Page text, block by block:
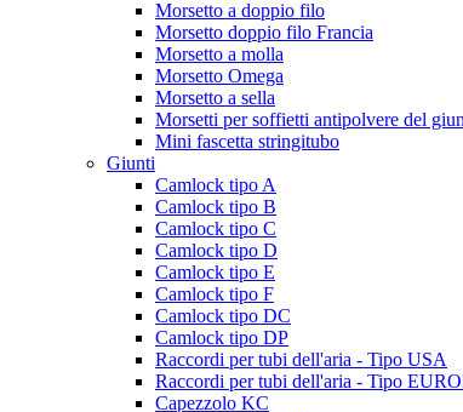
Morsetto a doppio filo
Morsetto doppio filo Francia
Morsetto a molla
Morsetto Omega
Morsetto a sella
Morsetti per soffietti antipolvere del
Mini fascetta stringitubo
Giunti
Camlock tipo A
Camlock tipo B
Camlock tipo C
Camlock tipo D
Camlock tipo E
Camlock tipo F
Camlock tipo DC
Camlock tipo DP
Raccordi per tubi dell'aria - Tipo USA
Raccordi per tubi dell'aria - Tipo
Capezzolo KC